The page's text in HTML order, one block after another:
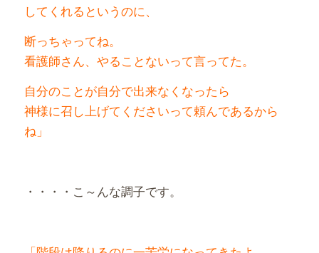
してくれるというのに、
断っちゃってね。
看護師さん、やることないって言ってた。
自分のことが自分で出来なくなったら
神様に召し上げてくださいって頼んであるから
ね」
・・・・こ～んな調子です。